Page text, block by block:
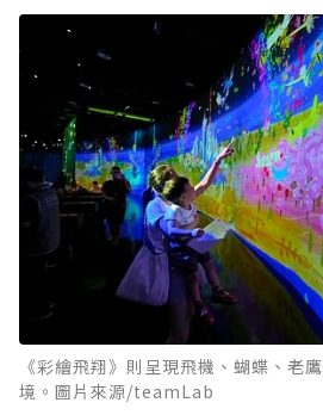
《彩繪飛翔》則呈現飛機、蝴蝶、老
境。圖片來源/teamLab